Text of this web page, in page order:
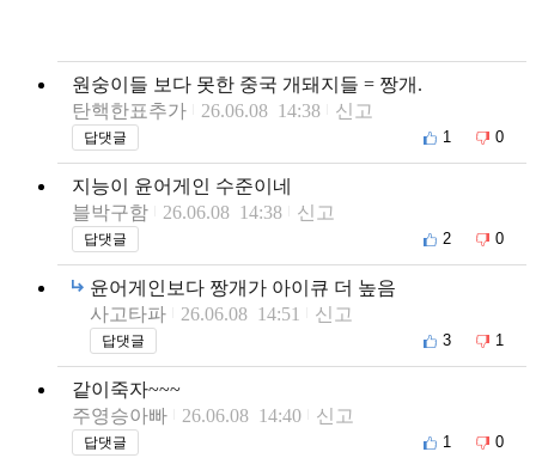
원숭이들 보다 못한 중국 개돼지들 = 짱개.
탄핵한표추가
26.06.08 14:38 신고
답댓글 1 0
지능이 윤어게인 수준이네
블박구함
26.06.08 14:38 신고
답댓글 2 0
윤어게인보다 짱개가 아이큐 더 높음
사고타파
26.06.08 14:51 신고
답댓글 3 1
같이죽자~~~
주영승아빠
26.06.08 14:40 신고
답댓글 1 0